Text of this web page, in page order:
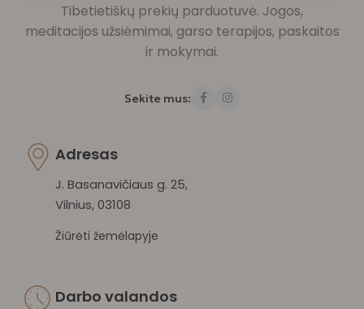
Tibetietiškų prekių parduotuvė. Jogos,
meditacijos užsiėmimai, garso terapijos, paskaitos
ir mokymai.
Sekite mus:
Adresas
J. Basanavičiaus g. 25,
Vilnius, 03108
Žiūrėti žemėlapyje
Darbo valandos